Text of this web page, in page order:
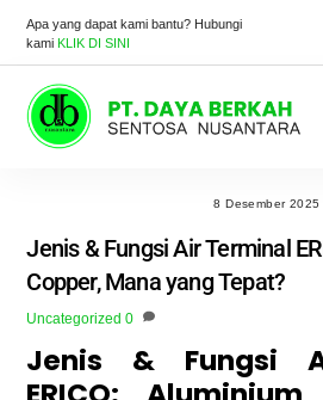
Apa yang dapat kami bantu? Hubungi
kamiKLIK DI SINI
8 Desember 2025
Jenis & Fungsi Air Terminal
Copper, Mana yang Tepat?
Uncategorized 0
Jenis & Fungsi